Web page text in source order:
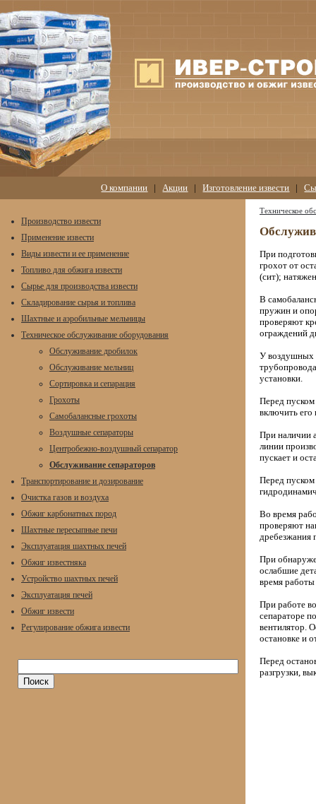
О компании |Акции |Изготовление извести |
Производство извести
Применение извести
Виды извести и ее применение
Топливо для обжига извести
Сырье для производства извести
Складирование сырья и топлива
Шахтные и аэробильные мельницы
Техническое обслуживание оборудования
Обслуживание дробилок
Обслуживание мельниц
Сортировка и сепарация
Грохоты
Самобалансные грохоты
Воздушные сепараторы
Центробежно-воздушный сепаратор
Обслуживание сепараторов
Транспортирование и дозирование
Очистка газов и воздуха
Обжиг карбонатных пород
Шахтные пересыпные печи
Эксплуатация шахтных печей
Обжиг известняка
Устройство шахтных печей
Эксплуатация печей
Обжиг извести
Регулирование обжига извести
Техническое
При
грохот от
(сит);
В
пружин и
проверяют
ограждений
У воздушных
установки.
Перед
включить
При наличии
линии
пускает и
Перед пуском
Во время
проверяют
дребезжания
При
ослабшие
время работы
При работе
сепараторе
вентилятор.
остановке и
Перед
разгрузки,